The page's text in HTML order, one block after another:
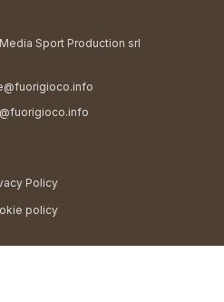
Sport Production srl
Policy
policy